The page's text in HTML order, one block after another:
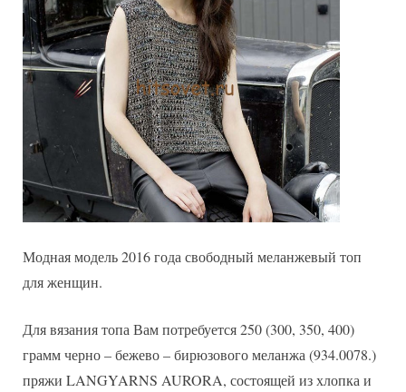
Модная модель 2016 года свободный меланжевый топ
для женщин.
Для вязания топа Вам потребуется 250 (300, 350, 400)
грамм черно – бежево – бирюзового меланжа (934.0078.)
пряжи LANGYARNS AURORA, состоящей из хлопка и